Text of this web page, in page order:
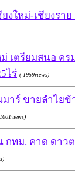
งใหม่-เชียงรา
เตรียมสนอ คร
ไร่ ( 1959views)
าร์ ขายลำไยข้
กทม. คาด ดา